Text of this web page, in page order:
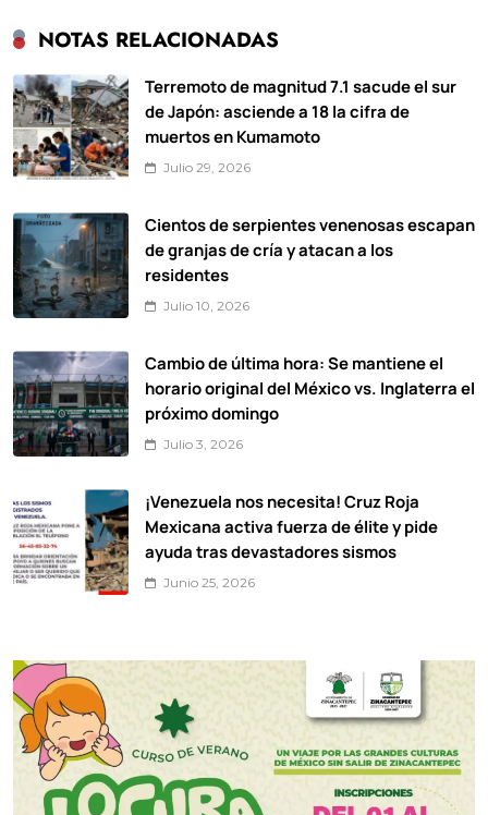
NOTAS RELACIONADAS
Terremoto de magnitud 7.1 sacude el sur
de Japón: asciende a 18 la cifra de
muertos en Kumamoto
Julio 29, 2026
Cientos de serpientes venenosas escapan
de granjas de cría y atacan a los
residentes
Julio 10, 2026
Cambio de última hora: Se mantiene el
horario original del México vs. Inglaterra el
próximo domingo
Julio 3, 2026
¡Venezuela nos necesita! Cruz Roja
Mexicana activa fuerza de élite y pide
ayuda tras devastadores sismos
Junio 25, 2026